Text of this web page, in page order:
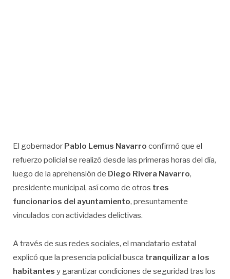
El gobernador Pablo Lemus Navarro confirmó que el
refuerzo policial se realizó desde las primeras horas del día,
luego de la aprehensión de Diego Rivera Navarro,
presidente municipal, así como de otros tres
funcionarios del ayuntamiento, presuntamente
vinculados con actividades delictivas.
A través de sus redes sociales, el mandatario estatal
explicó que la presencia policial busca tranquilizar a los
habitantes y garantizar condiciones de seguridad tras los